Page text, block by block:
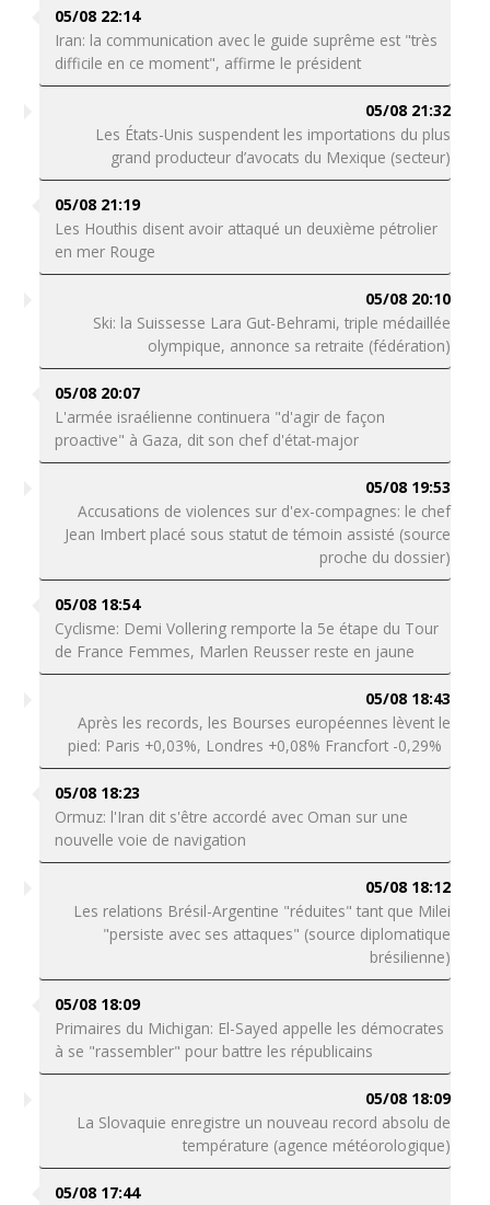
05/08 22:14
Iran: la communication avec le guide suprême est "très
difficile en ce moment", affirme le président
05/08 21:32
Les États-Unis suspendent les importations du plus
grand producteur d’avocats du Mexique (secteur)
05/08 21:19
Les Houthis disent avoir attaqué un deuxième pétrolier
en mer Rouge
05/08 20:10
Ski: la Suissesse Lara Gut-Behrami, triple médaillée
olympique, annonce sa retraite (fédération)
05/08 20:07
L'armée israélienne continuera "d'agir de façon
proactive" à Gaza, dit son chef d'état-major
05/08 19:53
Accusations de violences sur d'ex-compagnes: le chef
Jean Imbert placé sous statut de témoin assisté (source
proche du dossier)
05/08 18:54
Cyclisme: Demi Vollering remporte la 5e étape du Tour
de France Femmes, Marlen Reusser reste en jaune
05/08 18:43
Après les records, les Bourses européennes lèvent le
pied: Paris +0,03%, Londres +0,08% Francfort -0,29%
05/08 18:23
Ormuz: l'Iran dit s'être accordé avec Oman sur une
nouvelle voie de navigation
05/08 18:12
Les relations Brésil-Argentine "réduites" tant que Milei
"persiste avec ses attaques" (source diplomatique
brésilienne)
05/08 18:09
Primaires du Michigan: El-Sayed appelle les démocrates
à se "rassembler" pour battre les républicains
05/08 18:09
La Slovaquie enregistre un nouveau record absolu de
température (agence météorologique)
05/08 17:44